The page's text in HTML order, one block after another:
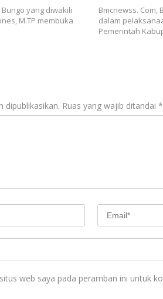
yang diwakili
M.TP membuka
Bmcnewss.
dalam
Pemerintah
dipublikasikan. Ruas yang wajib ditandai *
web saya pada peramban ini untuk